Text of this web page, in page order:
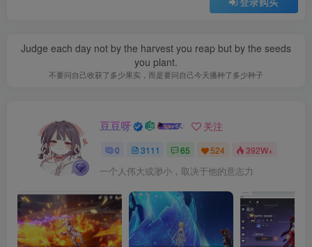
Judge each day not by the harvest you reap but by the seeds
you plant.
不要问自己收获了多少果实，而是要问自己今天播种了多少种子
豆豆呀 关注
0 3111 65 524 392W+
一个人伟大或渺小，取决于他的意志力